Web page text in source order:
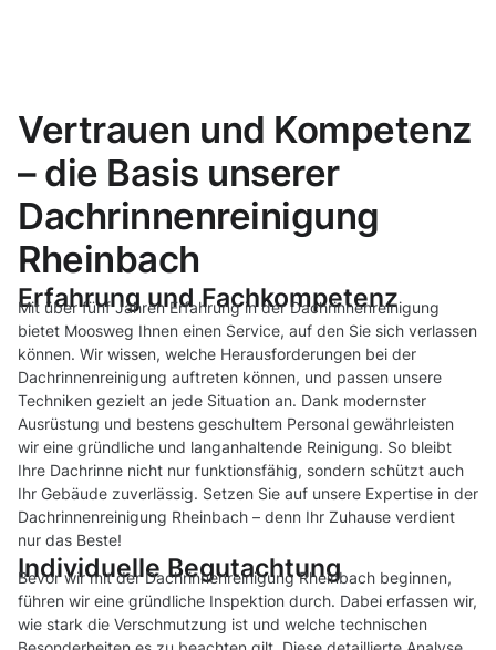
Vertrauen und Kompetenz
– die Basis unserer
Dachrinnenreinigung
Rheinbach
Erfahrung und Fachkompetenz
Mit über fünf Jahren Erfahrung in der Dachrinnenreinigung
bietet Moosweg Ihnen einen Service, auf den Sie sich verlassen
können. Wir wissen, welche Herausforderungen bei der
Dachrinnenreinigung auftreten können, und passen unsere
Techniken gezielt an jede Situation an. Dank modernster
Ausrüstung und bestens geschultem Personal gewährleisten
wir eine gründliche und langanhaltende Reinigung. So bleibt
Ihre Dachrinne nicht nur funktionsfähig, sondern schützt auch
Ihr Gebäude zuverlässig. Setzen Sie auf unsere Expertise in der
Dachrinnenreinigung Rheinbach – denn Ihr Zuhause verdient
nur das Beste!
Individuelle Begutachtung
Bevor wir mit der Dachrinnenreinigung Rheinbach beginnen,
führen wir eine gründliche Inspektion durch. Dabei erfassen wir,
wie stark die Verschmutzung ist und welche technischen